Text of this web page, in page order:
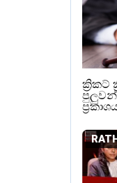
ක්‍රිකට්